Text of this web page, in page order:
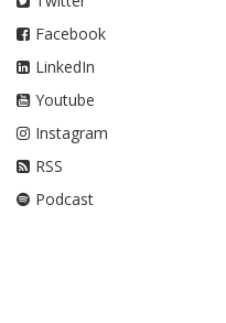
Facebook
LinkedIn
Youtube
Instagram
RSS
Podcast